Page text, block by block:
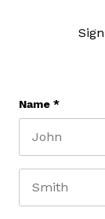
Name *